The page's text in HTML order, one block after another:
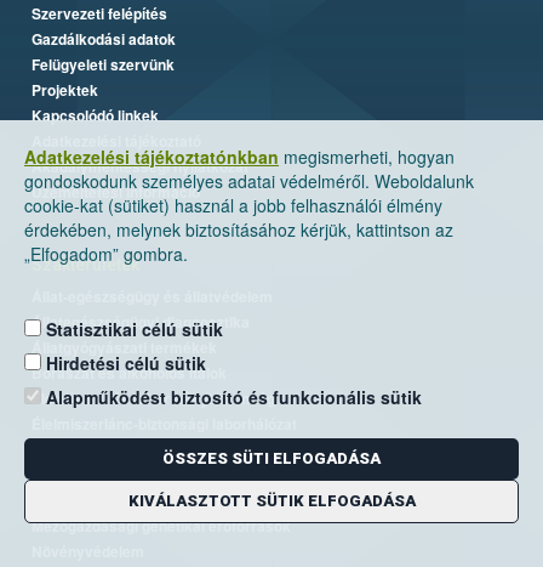
Adatkezelési tájékoztatónkban megismerheti, hogyan
gondoskodunk személyes adatai védelméről. Weboldalunk
cookie-kat (sütiket) használ a jobb felhasználói élmény
érdekében, melynek biztosításához kérjük, kattintson az
„Elfogadom” gombra.
Statisztikai célú sütik
Hirdetési célú sütik
Alapműködést biztosító és funkcionális sütik
ÖSSZES SÜTI ELFOGADÁSA
KIVÁLASZTOTT SÜTIK ELFOGADÁSA
Szervezeti felépítés
Gazdálkodási adatok
Felügyeleti szervünk
Projektek
Kapcsolódó linkek
Akadálymentességi nyilatkozat
Üzemeltetési információ
Szakterületek
Állategészségügyi diagnosztika
Borászat és alkoholos italok
Élelmiszer- és takarmánybiztonság
Kockázatkezelés
Mezőgazdasági genetikai erőforrások